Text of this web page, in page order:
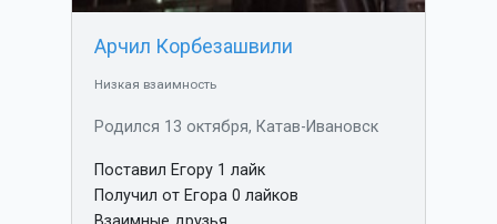
Арчил Корбезашвили
Низкая взаимность
Родился 13 октября, Катав-Ивановск
Поставил Егору 1 лайк
Получил от Егора 0 лайков